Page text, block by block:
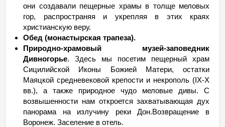
они создавали пещерные храмы в толще меловых
гор, распространяя и укрепляя в этих краях
христианскую веру.
Обед (монастырская трапеза).
Природно-храмовый музей-заповедник
Дивногорье. Здесь мы посетим пещерный храм
Сицилийской Иконы Божией Матери, остатки
Маяцкой средневековой крепости и некрополь (IX-X
вв.), а также природное чудо меловые дивы. С
возвышенности нам откроется захватывающая дух
панорама на излучину реки Дон.Возвращение в
Воронеж. Заселение в отель.